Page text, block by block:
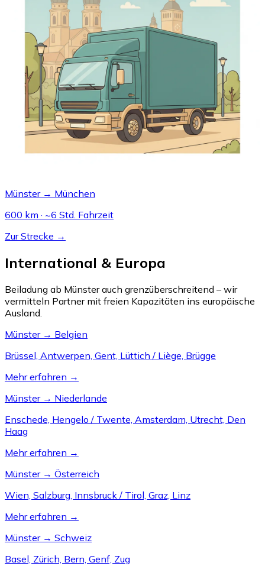
Münster → München
600 km · ~6 Std. Fahrzeit
Zur Strecke →
International & Europa
Beiladung ab Münster auch grenzüberschreitend – wir
vermitteln Partner mit freien Kapazitäten ins europäische
Ausland.
Münster → Belgien
Brüssel, Antwerpen, Gent, Lüttich / Liège, Brügge
Mehr erfahren →
Münster → Niederlande
Enschede, Hengelo / Twente, Amsterdam, Utrecht, Den
Haag
Mehr erfahren →
Münster → Österreich
Wien, Salzburg, Innsbruck / Tirol, Graz, Linz
Mehr erfahren →
Münster → Schweiz
Basel, Zürich, Bern, Genf, Zug